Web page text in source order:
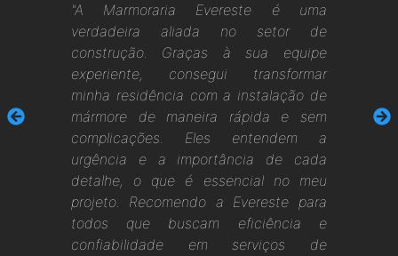
"A Marmoraria Evereste é uma
verdadeira aliada no setor de
construção. Graças à sua equipe
experiente, consegui transformar
minha residência com a instalação de
mármore de maneira rápida e sem
complicações. Eles entendem a
urgência e a importância de cada
detalhe, o que é essencial no meu
projeto. Recomendo a Evereste para
todos que buscam eficiência e
confiabilidade em serviços de